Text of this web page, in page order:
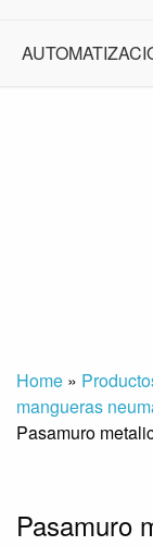
Home »
mangueras
Pasamuro
Pasamuro